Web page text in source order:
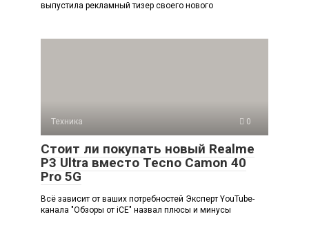
выпустила рекламный тизер своего нового
Техника 0
Стоит ли покупать новый Realme
P3 Ultra вместо Tecno Camon 40
Pro 5G
Всё зависит от ваших потребностей Эксперт YouTube-
канала "Обзоры от iCE" назвал плюсы и минусы